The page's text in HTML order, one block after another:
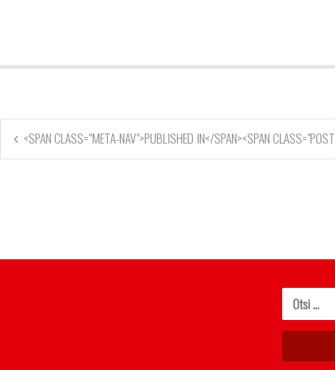
<SPAN CLASS="META-NAV">PUBLISHED IN</SPAN><SPAN